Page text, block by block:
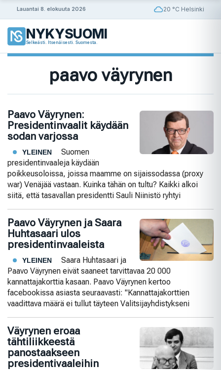
Lauantai 8. elokuuta 2026 20 °C Helsinki
NYKYSUOMI
Selkeästi. Itsenäisesti. Suomesta.
paavo väyrynen
Paavo Väyrynen:
Presidentinvaalit käydään
sodan varjossa
YLEINEN
Suomen
presidentinvaaleja käydään
poikkeusoloissa, joissa maamme on sijaissodassa (proxy
war) Venäjää vastaan. Kuinka tähän on tultu? Kaikki alkoi
siitä, että tasavallan presidentti Sauli Niinistö ryhtyi
Paavo Väyrynen ja Saara
Huhtasaari ulos
presidentinvaaleista
YLEINEN
Saara Huhtasaari ja
Paavo Väyrynen eivät saaneet tarvittavaa 20 000
kannattajakorttia kasaan. Paavo Väyrynen kertoo
facebookissa asiasta seuraavasti: "Kannattajakorttien
vaadittava määrä ei tullut täyteen Valitsijayhdistykseni
Väyrynen eroaa
tähtiliikkeestä
panostaakseen
presidentivaaleihin